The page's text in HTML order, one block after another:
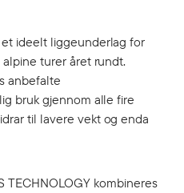
ideelt liggeunderlag for
turer året rundt.
anbefalte
bruk gjennom alle fire
til lavere vekt og enda
TECHNOLOGY kombineres